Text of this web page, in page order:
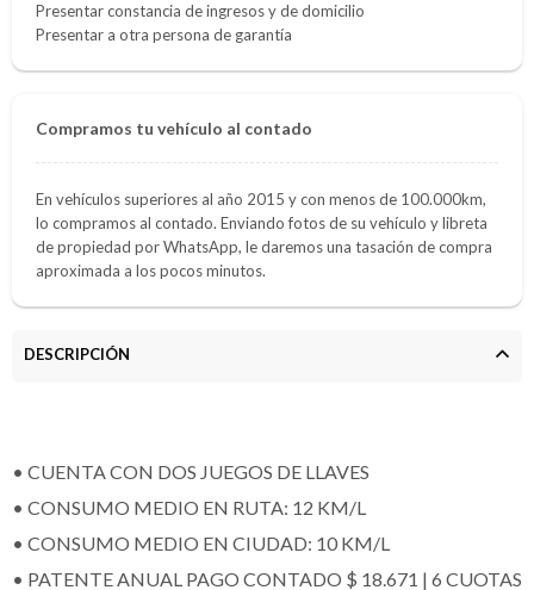
Presentar constancia de ingresos y de domicilio
Presentar a otra persona de garantía
Compramos tu vehículo al contado
En vehículos superiores al año 2015 y con menos de 100.000km,
lo compramos al contado. Enviando fotos de su vehículo y libreta
de propiedad por WhatsApp, le daremos una tasación de compra
aproximada a los pocos minutos.
DESCRIPCIÓN
• CUENTA CON DOS JUEGOS DE LLAVES
• CONSUMO MEDIO EN RUTA: 12 KM/L
• CONSUMO MEDIO EN CIUDAD: 10 KM/L
• PATENTE ANUAL PAGO CONTADO $ 18.671 | 6 CUOTAS